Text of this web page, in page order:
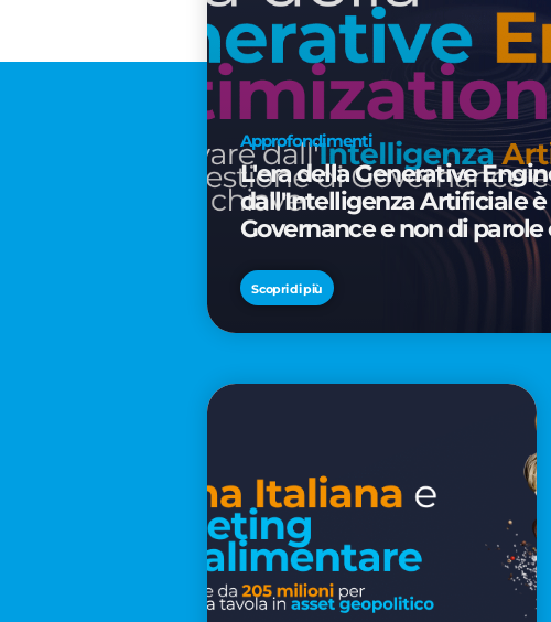
Approfondimenti
L'era della Generative
dall'Intelligenza Artificiale
Governance e non di parole
Scopri di più